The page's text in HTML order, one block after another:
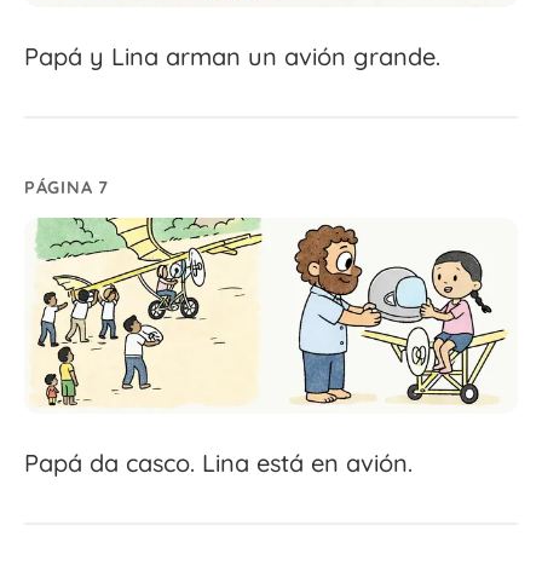
Papá y Lina arman un avión grande.
PÁGINA 7
Papá da casco. Lina está en avión.